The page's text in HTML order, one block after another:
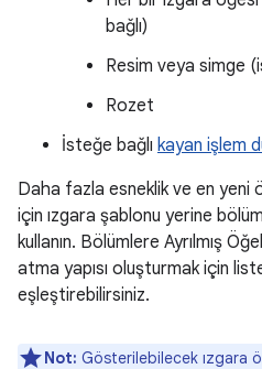
bağlı)
Resim veya simge
Rozet
İsteğe bağlı kayan işlem
Daha fazla esneklik ve en yeni
için ızgara şablonu yerine
kullanın. Bölümlere Ayrılmış
atma yapısı oluşturmak için
eşleştirebilirsiniz.
Not: Gösterilebilecek ızgara